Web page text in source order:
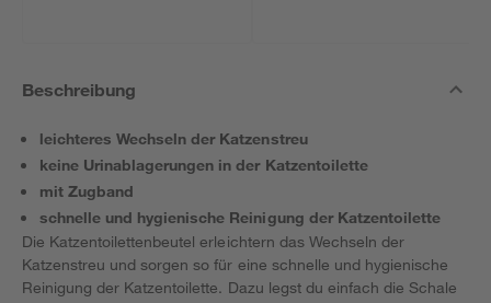
Beschreibung
leichteres Wechseln der Katzenstreu
keine Urinablagerungen in der Katzentoilette
mit Zugband
schnelle und hygienische Reinigung der Katzentoilette
Die Katzentoilettenbeutel erleichtern das Wechseln der
Katzenstreu und sorgen so für eine schnelle und hygienische
Reinigung der Katzentoilette. Dazu legst du einfach die Schale